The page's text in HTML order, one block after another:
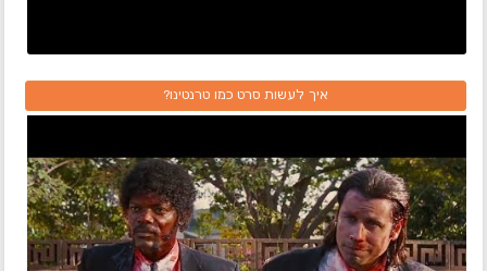
איך לעשות סרט כמו טרנטינו?